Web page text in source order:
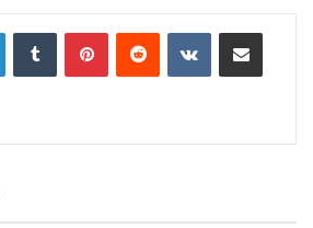
ai
l
p
y
n
ar
e
LinkedInTumblrPinterestReddit VKontakteShare via Email